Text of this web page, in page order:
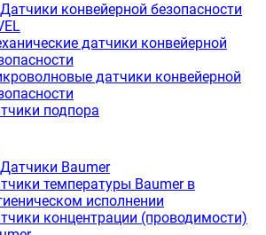
Датчики конвейерной безопасности
датчики конвейерной
датчики конвейерной
подпора
Датчики Baumer
температуры Baumer в
исполнении
концентрации (проводимости)